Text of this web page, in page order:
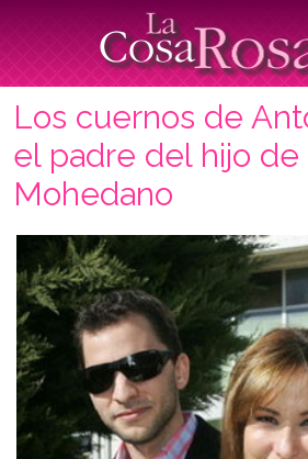
Los cuernos de
el padre del hijo de
Mohedano